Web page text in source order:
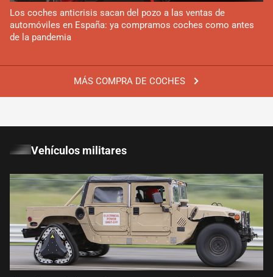
MÁS COMPRA DE COCHES
Los coches anticrisis sacan del pozo a las ventas de
automóviles en España: ya compramos coches como antes
de la pandemia
Vehículos militares